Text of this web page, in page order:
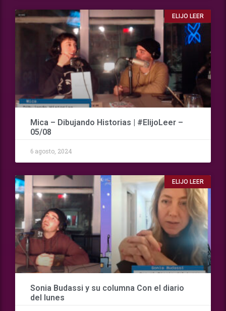
ELIJO LEER
Mica – Dibujando Historias | #ElijoLeer –
05/08
6 agosto, 2024
ELIJO LEER
Sonia Budassi y su columna Con el diario
del lunes